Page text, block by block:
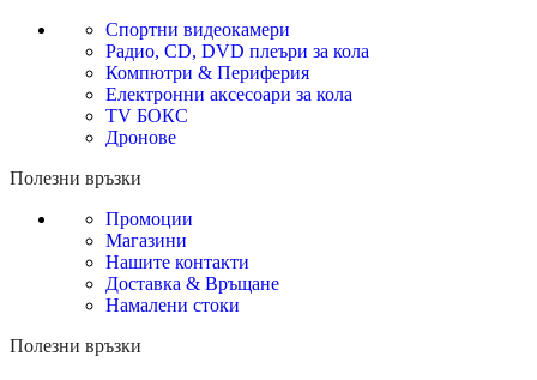
Спортни видеокамери
Радио, CD, DVD плеъри за кола
Компютри & Периферия
Електронни аксесоари за кола
TV БОКС
Дронове
Полезни връзки
Промоции
Магазини
Нашите контакти
Доставка & Връщане
Намалени стоки
Полезни връзки